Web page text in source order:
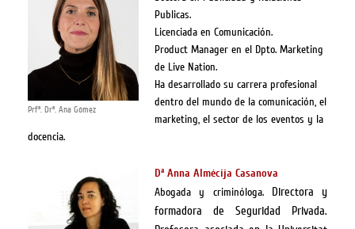
Prfª. Drª. Ana Gómez
Publicas.
Licenciada en Comunicación.
Product Manager en el Dpto. Marketing
de Live Nation.
Ha desarrollado su carrera profesional
dentro del mundo de la comunicación, el
marketing, el sector de los eventos y la
docencia.
Dª Anna Almécija Casanova
Abogada y criminóloga. Directora y
formadora de Seguridad Privada.